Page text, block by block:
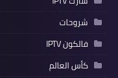
شروحات
فالكون IPTV
كأس العالم